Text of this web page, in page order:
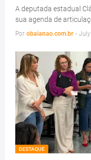
A deputada estadual
sua agenda de
Por obaianao.com.br - July
DESTAQUE